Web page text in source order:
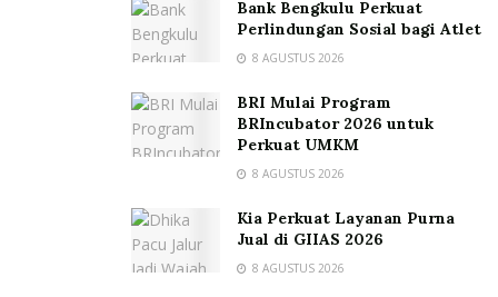
Bank Bengkulu Perkuat
Perlindungan Sosial bagi Atlet
8 AGUSTUS 2026
BRI Mulai Program
BRIncubator 2026 untuk
Perkuat UMKM
8 AGUSTUS 2026
Kia Perkuat Layanan Purna
Jual di GIIAS 2026
8 AGUSTUS 2026